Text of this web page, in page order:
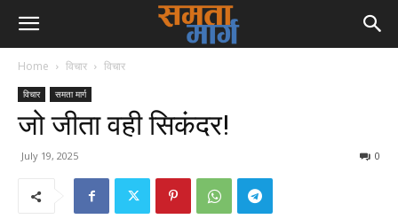
Home विचार विचार
विचार समता मार्ग
जो जीता वही सिकंदर!
July 19, 2025 0